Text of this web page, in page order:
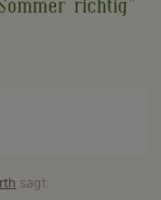
richtig”
sagt: